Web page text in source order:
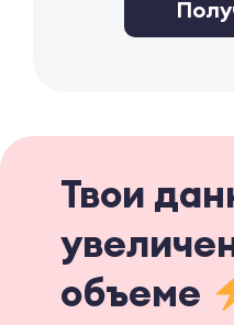
Твои
объеме